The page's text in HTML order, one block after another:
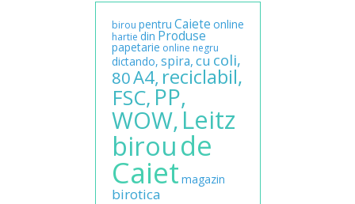
birou pentru Caiete online
hartie din Produse
papetarie online negru
dictando, spira,cu coli,
80A4, reciclabil,
FSC, PP,
WOW,Leitz
biroude
Caiet magazin
birotica